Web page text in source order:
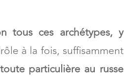
tous ces archétypes, y
à la fois, suffisamment
particulière au russe